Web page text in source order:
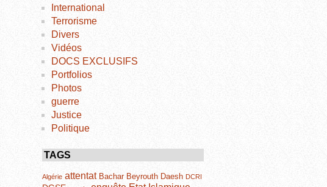
International
Terrorisme
Divers
Vidéos
DOCS EXCLUSIFS
Portfolios
Photos
guerre
Justice
Politique
TAGS
Algérie attentat Bachar Beyrouth Daesh DCRI